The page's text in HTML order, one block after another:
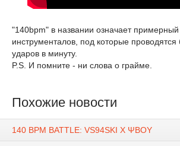
"140bpm" в названии означает
инструменталов, под которые проводятся
ударов в минуту.
P.S. И помните - ни слова о грайме.
Похожие новости
140 BPM BATTLE: VS94SKI X ΨBOY